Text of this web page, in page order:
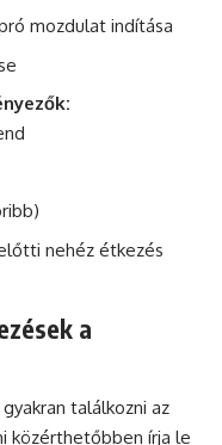
mozdulat indítása
nehéz étkezés
a
találkozni az
közérthetőbben írja le